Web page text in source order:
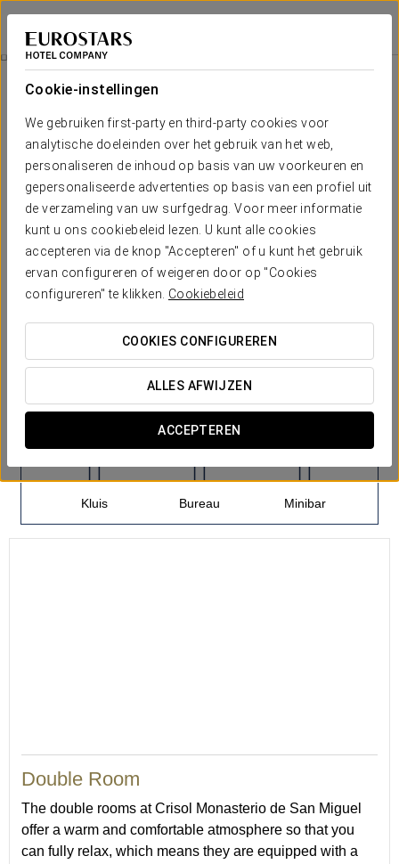
Cookie-instellingen
We gebruiken first-party en third-party cookies voor
analytische doeleinden over het gebruik van het web,
personaliseren de inhoud op basis van uw voorkeuren en
gepersonaliseerde advertenties op basis van een profiel uit
de verzameling van uw surfgedrag. Voor meer informatie
kunt u ons cookiebeleid lezen. U kunt alle cookies
accepteren via de knop "Accepteren" of u kunt het gebruik
ervan configureren of weigeren door op "Cookies
configureren" te klikken. Cookiebeleid
COOKIES CONFIGUREREN
ALLES AFWIJZEN
ACCEPTEREN
Crisol Monasterio de San Miguel
CÁDIZ - EL PUERTO DE SANTA MARÍA
Kamers
Het comfort en de rust die je
nodig hebt
In line with the stately and elegant décor throughout the Crisol
Monasterio de San Miguel, the 164 rooms with views over the
garden are remarkably beautiful as well as fully-equipped.
our guests feel at home.
Put your worries aside and relax while you use all our services:
telephone, minibar, safe, desk, full en suite bathroom and hair-
Kluis Bureau Minibar
Double Room
The double rooms at Crisol Monasterio de San Miguel
offer a warm and comfortable atmosphere so that you
can fully relax, which means they are equipped with a